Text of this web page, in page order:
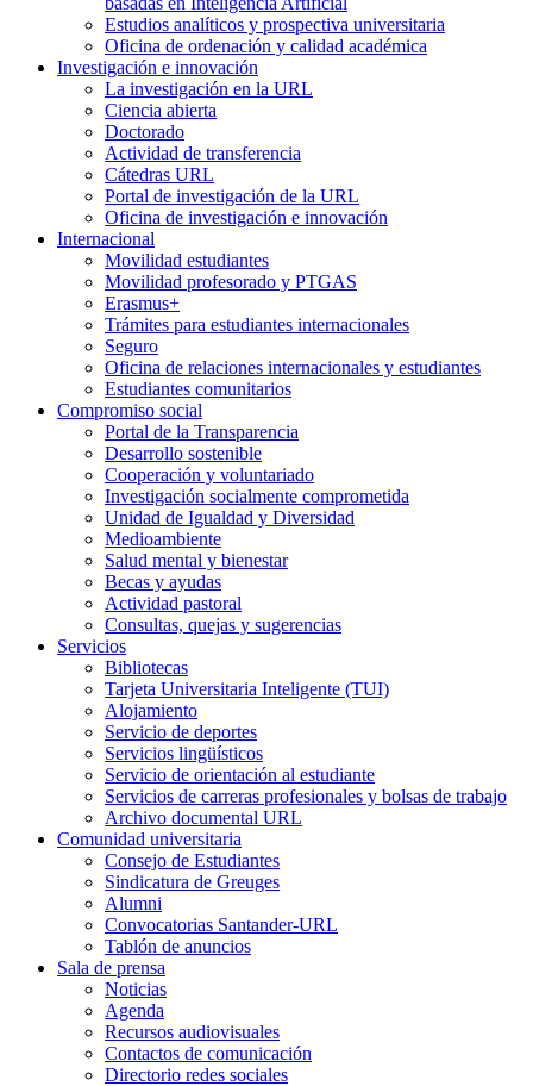
Estudios analíticos y prospectiva universitaria
Oficina de ordenación y calidad académica
Investigación e innovación
La investigación en la URL
Ciencia abierta
Doctorado
Actividad de transferencia
Cátedras URL
Portal de investigación de la URL
Oficina de investigación e innovación
Internacional
Movilidad estudiantes
Movilidad profesorado y PTGAS
Erasmus+
Trámites para estudiantes internacionales
Seguro
Oficina de relaciones internacionales y estudiantes
Estudiantes comunitarios
Compromiso social
Portal de la Transparencia
Desarrollo sostenible
Cooperación y voluntariado
Investigación socialmente comprometida
Unidad de Igualdad y Diversidad
Medioambiente
Salud mental y bienestar
Becas y ayudas
Actividad pastoral
Consultas, quejas y sugerencias
Servicios
Bibliotecas
Tarjeta Universitaria Inteligente (TUI)
Alojamiento
Servicio de deportes
Servicios lingüísticos
Servicio de orientación al estudiante
Servicios de carreras profesionales y bolsas de trabajo
Archivo documental URL
Comunidad universitaria
Consejo de Estudiantes
Sindicatura de Greuges
Alumni
Convocatorias Santander-URL
Tablón de anuncios
Sala de prensa
Noticias
Agenda
Recursos audiovisuales
Contactos de comunicación
Directorio redes sociales